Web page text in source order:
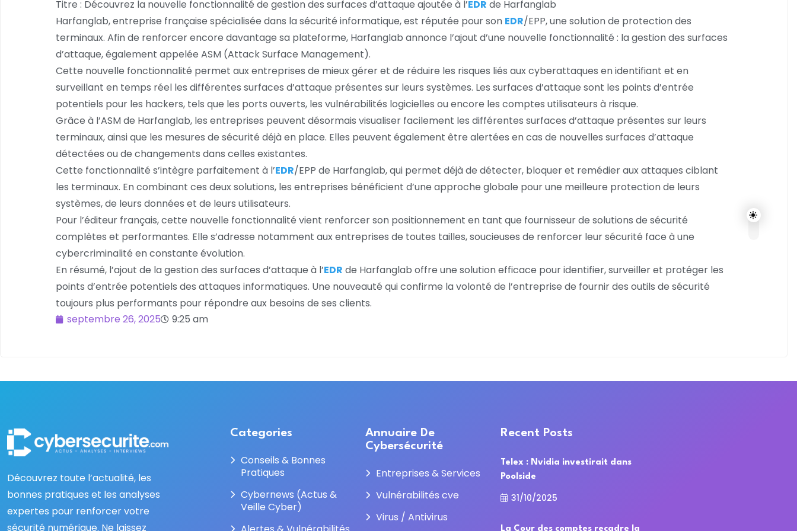
Titre : Découvrez la nouvelle fonctionnalité de gestion des surfaces d’attaque ajoutée à l’EDR de Harfanglab
Harfanglab, entreprise française spécialisée dans la sécurité informatique, est réputée pour son EDR/EPP, une solution de protection des
terminaux. Afin de renforcer encore davantage sa plateforme, Harfanglab annonce l’ajout d’une nouvelle fonctionnalité : la gestion des surfaces
d’attaque, également appelée ASM (Attack Surface Management).
Cette nouvelle fonctionnalité permet aux entreprises de mieux gérer et de réduire les risques liés aux cyberattaques en identifiant et en
surveillant en temps réel les différentes surfaces d’attaque présentes sur leurs systèmes. Les surfaces d’attaque sont les points d’entrée
potentiels pour les hackers, tels que les ports ouverts, les vulnérabilités logicielles ou encore les comptes utilisateurs à risque.
Grâce à l’ASM de Harfanglab, les entreprises peuvent désormais visualiser facilement les différentes surfaces d’attaque présentes sur leurs
terminaux, ainsi que les mesures de sécurité déjà en place. Elles peuvent également être alertées en cas de nouvelles surfaces d’attaque
détectées ou de changements dans celles existantes.
Cette fonctionnalité s’intègre parfaitement à l’EDR/EPP de Harfanglab, qui permet déjà de détecter, bloquer et remédier aux attaques ciblant
les terminaux. En combinant ces deux solutions, les entreprises bénéficient d’une approche globale pour une meilleure protection de leurs
systèmes, de leurs données et de leurs utilisateurs.
Pour l’éditeur français, cette nouvelle fonctionnalité vient renforcer son positionnement en tant que fournisseur de solutions de sécurité
complètes et performantes. Elle s’adresse notamment aux entreprises de toutes tailles, soucieuses de renforcer leur sécurité face à une
cybercriminalité en constante évolution.
En résumé, l’ajout de la gestion des surfaces d’attaque à l’EDR de Harfanglab offre une solution efficace pour identifier, surveiller et protéger les
points d’entrée potentiels des attaques informatiques. Une nouveauté qui confirme la volonté de l’entreprise de fournir des outils de sécurité
toujours plus performants pour répondre aux besoins de ses clients.
septembre 26, 2025
9:25 am
Découvrez toute l’actualité, les
bonnes pratiques et les analyses
expertes pour renforcer votre
sécurité numérique. Ne laissez
Categories
Conseils & Bonnes
Pratiques
Cybernews (Actus &
Veille Cyber)
Annuaire De
Cybersécurité
Entreprises & Services
Vulnérabilités cve
Virus / Antivirus
Recent Posts
Telex : Nvidia investirait dans
Poolside
31/10/2025
La Cour des comptes recadre la